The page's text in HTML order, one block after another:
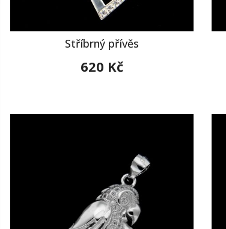
Stříbrný přívěs
620 Kč